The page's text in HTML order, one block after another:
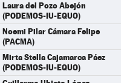
Laura del Pozo Abejón
(PODEMOS-IU-EQUO)
Noemi Pilar Cámara Felipe
(PACMA)
Mirta Stella Cajamarca Páez
(PODEMOS-IU-EQUO)